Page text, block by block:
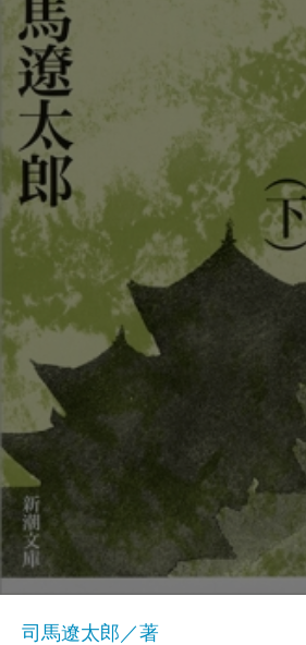
司馬遼太郎／著